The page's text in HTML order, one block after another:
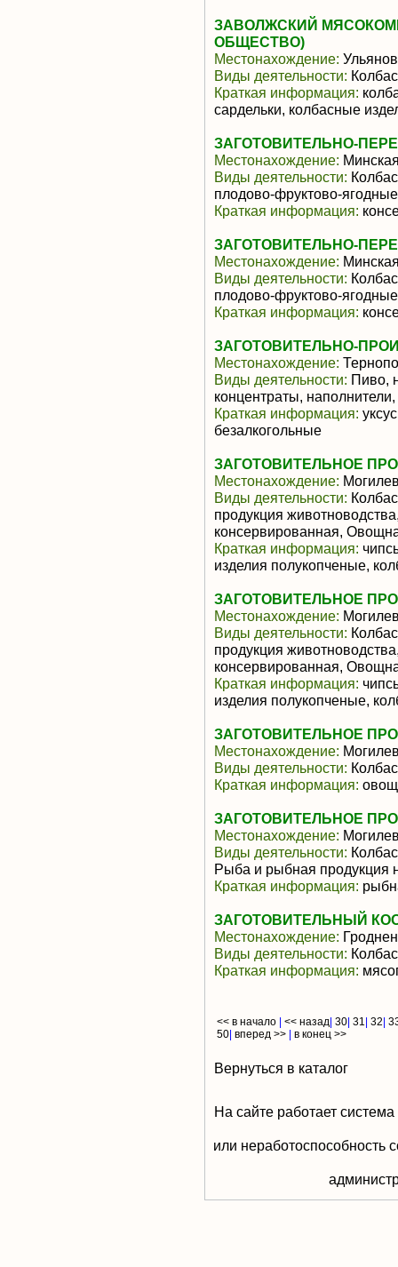
ЗАВОЛЖСКИЙ
ОБЩЕСТВО)
Местонахождение:
Виды деятельности:
Краткая информация:
сардельки, колбасные
ЗАГОТОВИТЕЛЬНО-
Местонахождение:
Виды деятельности:
плодово-фруктово-
Краткая информация:
ЗАГОТОВИТЕЛЬНО-
Местонахождение:
Виды деятельности:
плодово-фруктово-
Краткая информация:
ЗАГОТОВИТЕЛЬНО-
Местонахождение:
Виды деятельности: Пиво,
концентраты,
Краткая информация:
безалкогольные
ЗАГОТОВИТЕЛЬНОЕ
Местонахождение:
Виды деятельности:
продукция
консервированная,
Краткая информация:
изделия полукопченые,
ЗАГОТОВИТЕЛЬНОЕ
Местонахождение:
Виды деятельности:
продукция
консервированная,
Краткая информация:
изделия полукопченые,
ЗАГОТОВИТЕЛЬНОЕ
Местонахождение:
Виды деятельности:
Краткая информация:
ЗАГОТОВИТЕЛЬНОЕ
Местонахождение:
Виды деятельности:
Рыба и рыбная продукция
Краткая информация:
ЗАГОТОВИТЕЛЬНЫЙ
Местонахождение:
Виды деятельности:
Краткая информация:
<< в начало << назад 30 31 32
50 вперед >> в конец >>
Вернуться в каталог
На сайте работает
или неработоспособность